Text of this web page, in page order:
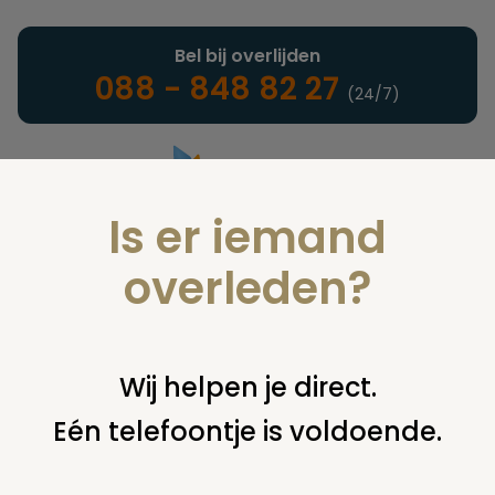
Landelijke uitvaartonderneming
Bel bij overlijden
088 - 848 82 27 (24/7)
U bent hier: home juridisch overige uitvaartplechtigheid
zonder uitnodiging naar uitvaart
Is er iemand
overleden?
Wij helpen je direct.
Eén telefoontje is voldoende.